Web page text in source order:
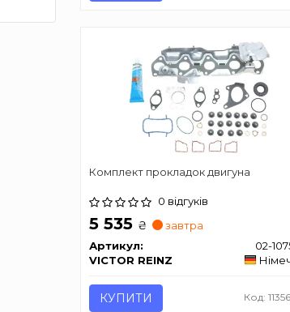
Комплект прокладок двигуна
0 відгуків
5 535 ₴
завтра
Артикул:
02-
VICTOR REINZ
КУПИТИ Код: